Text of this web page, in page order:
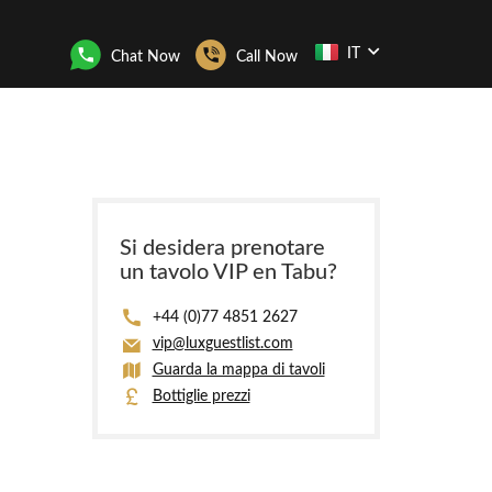
Chat Now Call Now
Si desidera prenotare
un tavolo VIP en Tabu?
+44 (0)77 4851 2627
vip@luxguestlist.com
Guarda la mappa di tavoli
Bottiglie prezzi